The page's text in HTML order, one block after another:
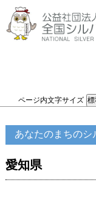
ページ内文字サイズ
あなたのまちのシ
愛知県